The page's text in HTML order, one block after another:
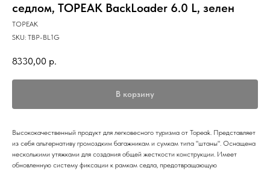
седлом, TOPEAK BackLoader 6.0 L, зелен
TOPEAK
SKU: TBP-BL1G
8330,00 р.
В корзину
Высококачественный продукт для легковесного туризма от Topeak. Представляет
из себя альтернативу громоздким багажникам и сумкам типа "штаны". Оснащена
несколькими утяжками для создания общей жесткости конструкции. Имеет
обновленную систему фиксации к рамкам седла, предотвращающую